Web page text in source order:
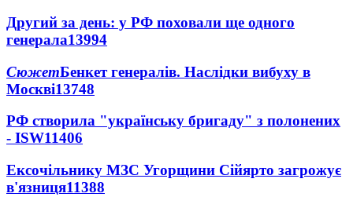
Другий за день: у РФ поховали ще одного
генерала13994
СюжетБенкет генералів. Наслідки вибуху в
Москві13748
РФ створила "українську бригаду" з полонених
- ISW11406
Ексочільнику МЗС Угорщини Сійярто загрожує
в'язниця11388